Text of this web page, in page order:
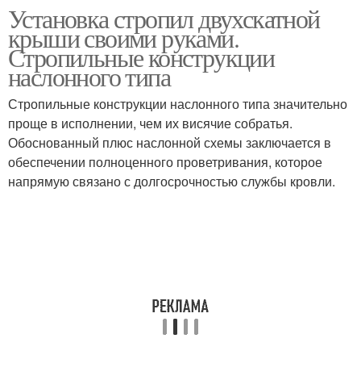
Установка стропил двухскатной
крыши своими руками.
Стропильные конструкции
наслонного типа
Стропильные конструкции наслонного типа значительно
проще в исполнении, чем их висячие собратья.
Обоснованный плюс наслонной схемы заключается в
обеспечении полноценного проветривания, которое
напрямую связано с долгосрочностью службы кровли.